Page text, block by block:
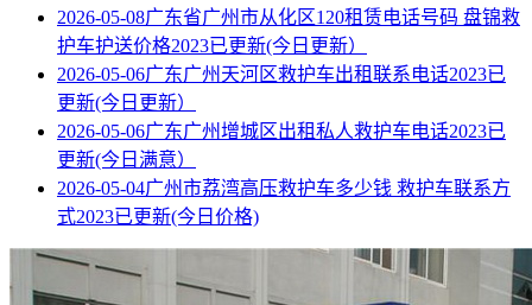
2026-05-08广东省广州市从化区120租赁电话号码 盘锦救
护车护送价格2023已更新(今日更新）
2026-05-06广东广州天河区救护车出租联系电话2023已
更新(今日更新）
2026-05-06广东广州增城区出租私人救护车电话2023已
更新(今日满意）
2026-05-04广州市荔湾高压救护车多少钱 救护车联系方
式2023已更新(今日价格)